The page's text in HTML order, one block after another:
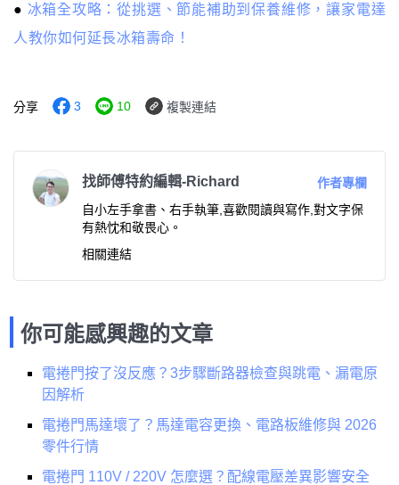
● 冰箱全攻略：從挑選、節能補助到保養維修，讓家電達
人教你如何延長冰箱壽命！
分享 3 10 複製連結
找師傅特約編輯-Richard
作者專欄
自小左手拿書、右手執筆,喜歡閱讀與寫作,對文字保
有熱忱和敬畏心。
相關連結
你可能感興趣的文章
電捲門按了沒反應？3步驟斷路器檢查與跳電、漏電原
因解析
電捲門馬達壞了？馬達電容更換、電路板維修與 2026
零件行情
電捲門 110V / 220V 怎麼選？配線電壓差異影響安全